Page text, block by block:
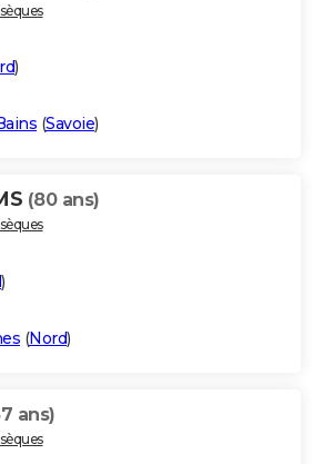
)
(Savoie)
(80 ans)
)
(Nord)
ans)